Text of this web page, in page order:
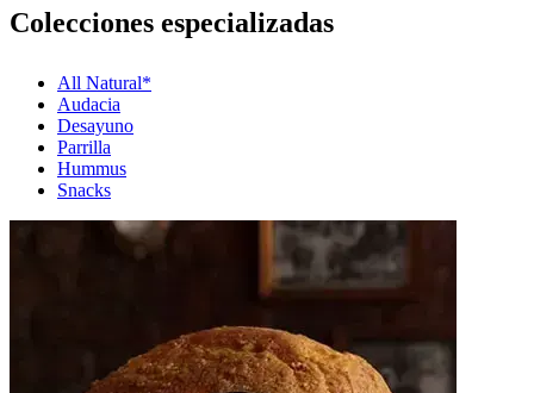
Colecciones especializadas
All Natural*
Audacia
Desayuno
Parrilla
Hummus
Snacks